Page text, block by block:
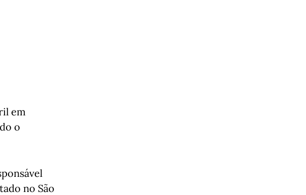
em
o
no São